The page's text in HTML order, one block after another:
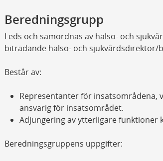
Beredningsgrupp
Leds och samordnas av hälso- och
biträdande hälso- och sjukvårdsdirektör/
Består av:
Representanter för insatsområdena,
ansvarig för insatsområdet.
Adjungering av ytterligare funktioner
Beredningsgruppens uppgifter: